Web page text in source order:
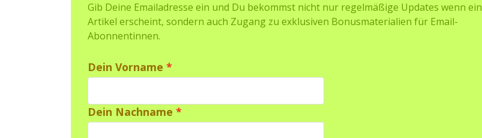
Gib Deine Emailadresse ein und Du bekommst nicht nur regelmäßige Updates wenn ein
Artikel erscheint, sondern auch Zugang zu exklusiven Bonusmaterialien für Email-
Abonnentinnen.
Dein Vorname
Dein Nachname